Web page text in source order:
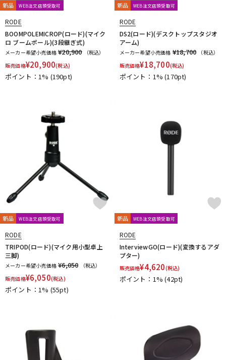
新品 WEB注文店頭受取可
RODE
BOOMPOLEMICROP(ロード)(マイク
ロ ブームポール)(3段継ぎ式)
メーカー希望小売価格 ¥20,900
（税込）
販売価格¥20,900(税込)
ポイント：1% (190pt)
新品 WEB注文店頭受取可
RODE
DS2(ロード)(デスクトップスタジオ
アーム)
メーカー希望小売価格 ¥18,700
（税込）
販売価格¥18,700(税込)
ポイント：1%(170pt)
新品 WEB注文店頭受取可
RODE
TRIPOD(ロード)(マイク用小型卓上
三脚)
メーカー希望小売価格 ¥6,050
（税込）
販売価格¥6,050(税込)
ポイント：1% (55pt)
新品 WEB注文店頭受取可
RODE
InterviewGO(ロード)(変換するアダ
プター)
販売価格¥4,620(税込)
ポイント：1%(42pt)